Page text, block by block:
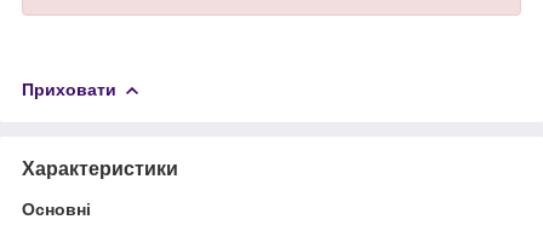
Приховати
Характеристики
Основні